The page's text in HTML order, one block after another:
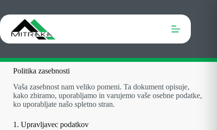
Politika zasebnosti
Vaša zasebnost nam veliko pomeni. Ta dokument opisuje,
kako zbiramo, uporabljamo in varujemo vaše osebne podatke,
ko uporabljate našo spletno stran.
1. Upravljavec podatkov